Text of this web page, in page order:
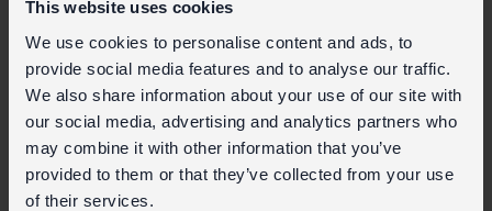
This website uses cookies
We use cookies to personalise content and ads, to
provide social media features and to analyse our traffic.
We also share information about your use of our site with
our social media, advertising and analytics partners who
may combine it with other information that you’ve
provided to them or that they’ve collected from your use
of their services.